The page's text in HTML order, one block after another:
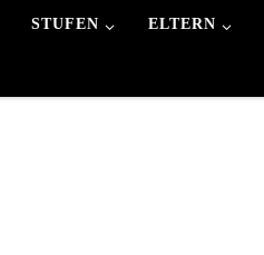
STUFEN ELTERN